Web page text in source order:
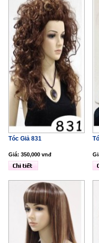
Tóc Giả 831
Giá: 350,000 vnđ